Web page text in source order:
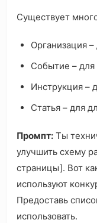
Существует
Организация
Событие –
Инструкция –
Статья – для
Промпт: Ты
улучшить схему
страницы]. Вот
используют
Предоставь
использовать.